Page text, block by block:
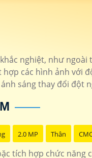
3C0W
xoay báo động chống trộm
nghiệt, như
các hình ảnh với
sáng thay đổi đột
2.0 MP Thân
tích hợp chức